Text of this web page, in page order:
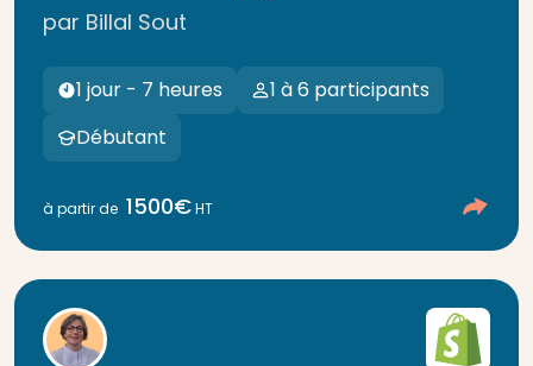
par Billal Sout
1 jour - 7 heures
1 à 6 participants
Débutant
à partir de 1500€HT